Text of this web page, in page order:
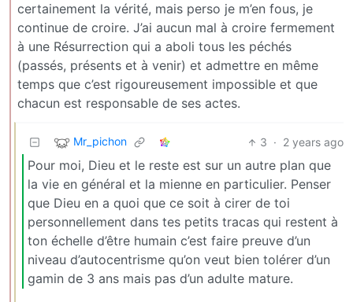
certainement la vérité, mais perso je m’en fous, je
continue de croire. J’ai aucun mal à croire fermement
à une Résurrection qui a aboli tous les péchés
(passés, présents et à venir) et admettre en même
temps que c’est rigoureusement impossible et que
chacun est responsable de ses actes.
Mr_pichon 3 · 2 years ago
Pour moi, Dieu et le reste est sur un autre plan que
la vie en général et la mienne en particulier. Penser
que Dieu en a quoi que ce soit à cirer de toi
personnellement dans tes petits tracas qui restent à
ton échelle d’être humain c’est faire preuve d’un
niveau d’autocentrisme qu’on veut bien tolérer d’un
gamin de 3 ans mais pas d’un adulte mature.